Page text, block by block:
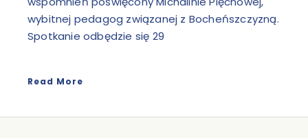
wybitnej pedagog związanej z Bocheńszczyzną.
Spotkanie odbędzie się 29
Read More